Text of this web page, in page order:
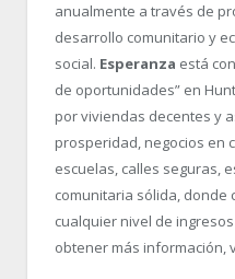
anualmente a través de
desarrollo comunitario y
social. Esperanza está
de oportunidades” en
por viviendas decentes y
prosperidad, negocios en
escuelas, calles seguras,
comunitaria sólida, donde
cualquier nivel de
obtener más información,